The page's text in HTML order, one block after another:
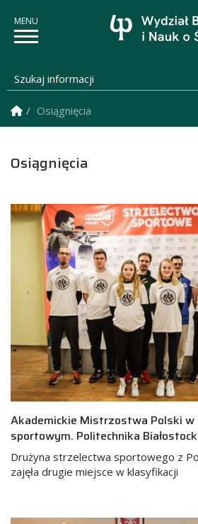
Szukaj informacji
Strona Główna
Osiągnięcia
Osiągnięcia
Akademickie Mistrzostwa Polski
sportowym. Politechnika
Drużyna strzelectwa sportowego z
zajęła drugie miejsce w klasyfikacji